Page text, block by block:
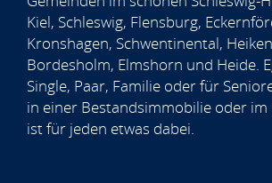
Kiel, Schleswig, Flensburg,
Kronshagen, Schwentinental,
Bordesholm, Elmshorn und Heide.
Single, Paar, Familie oder für
in einer Bestandsimmobilie oder im
ist für jeden etwas dabei.